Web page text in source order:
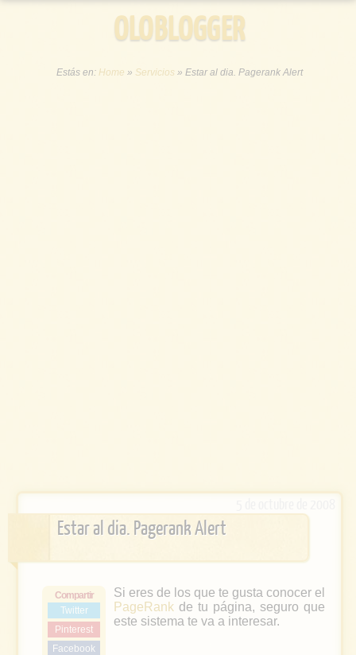
OLOBLOGGER
Estás en:Home» Servicios»Estar al dia. Pagerank Alert
Estar al dia. Pagerank Alert
Compartir
Twitter
Pinterest
Facebook
Si eres de los que te gusta conocer el
PageRank de tu página, seguro que
este sistema te va a interesar.